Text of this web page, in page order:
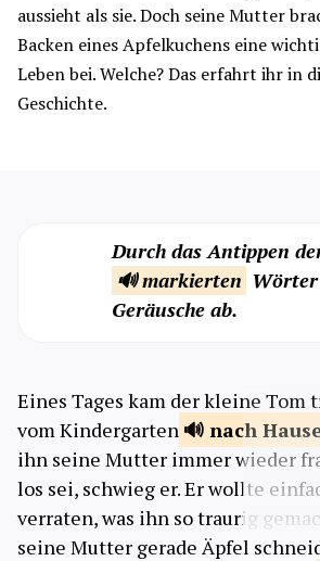
aussieht als sie. Doch seine Mutter
Backen eines Apfelkuchens eine
Leben bei. Welche? Das erfahrt ihr in
Geschichte.
Durch das Antippen
🔊 markierten
Geräusche ab.
Eines Tages kam der kleine Tom
vom Kindergarten
nach
ihn seine Mutter immer wieder
los sei, schwieg er. Er wollte
verraten, was ihn so traurig
seine Mutter gerade Äpfel